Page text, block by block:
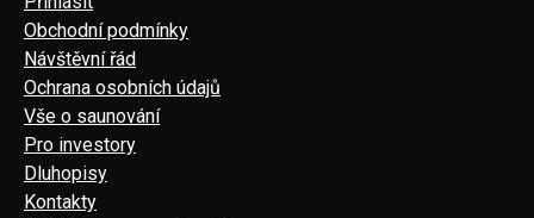
Obchodní podmínky
Návštěvní řád
Ochrana osobních údajů
Vše o saunování
Pro investory
Dluhopisy
Kontakty